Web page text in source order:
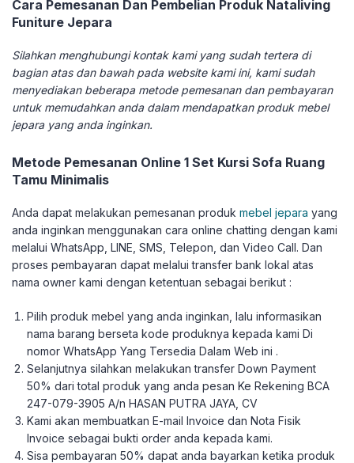
Cara Pemesanan Dan Pembelian Produk Nataliving
Funiture Jepara
Silahkan menghubungi kontak kami yang sudah tertera di
bagian atas dan bawah pada website kami ini, kami sudah
menyediakan beberapa metode pemesanan dan pembayaran
untuk memudahkan anda dalam mendapatkan produk mebel
jepara yang anda inginkan.
Metode Pemesanan Online 1 Set Kursi Sofa Ruang
Tamu Minimalis
Anda dapat melakukan pemesanan produk mebel jepara yang
anda inginkan menggunakan cara online chatting dengan kami
melalui WhatsApp, LINE, SMS, Telepon, dan Video Call. Dan
proses pembayaran dapat melalui transfer bank lokal atas
nama owner kami dengan ketentuan sebagai berikut :
Pilih produk mebel yang anda inginkan, lalu informasikan
nama barang berseta kode produknya kepada kami Di
nomor WhatsApp Yang Tersedia Dalam Web ini .
Selanjutnya silahkan melakukan transfer Down Payment
50% dari total produk yang anda pesan Ke Rekening BCA
247-079-3905 A/n HASAN PUTRA JAYA, CV
Kami akan membuatkan E-mail Invoice dan Nota Fisik
Invoice sebagai bukti order anda kepada kami.
Sisa pembayaran 50% dapat anda bayarkan ketika produk